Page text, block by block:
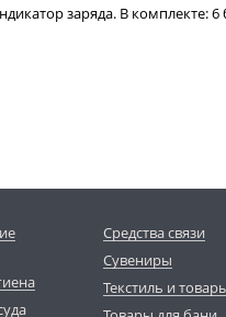
заряда. В комплекте: 6
Средства связи
Сувениры
Текстиль и